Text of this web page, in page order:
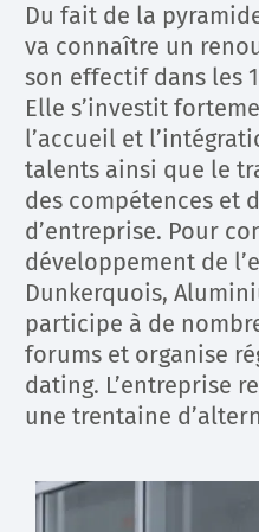
Du fait de la
va connaître un
son effectif dans les
Elle s’investit
l’accueil et
talents ainsi que le
des compétences et
d’entreprise. Pour
développement de
Dunkerquois,
participe à de
forums et organise
dating. L’entreprise
une trentaine